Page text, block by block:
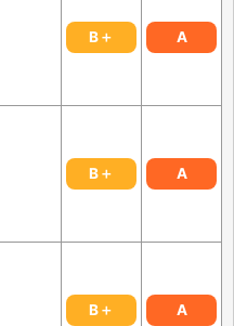
B＋ A
B＋ A
B＋ A